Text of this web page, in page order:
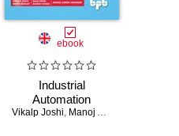
ebook
Industrial
Automation
Vikalp Joshi, Manoj Adhikari